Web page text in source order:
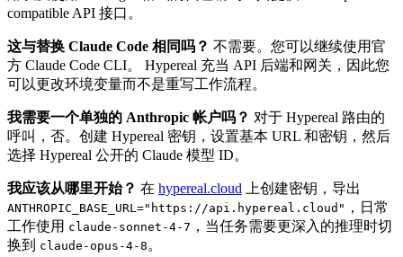
compatible API 接口。
这与替换 Claude Code 相同吗？ 不需要。您可以继续使用官
方 Claude Code CLI。 Hypereal 充当 API 后端和网关，因此您
可以更改环境变量而不是重写工作流程。
我需要一个单独的 Anthropic 帐户吗？ 对于 Hypereal 路由的
呼叫，否。创建 Hypereal 密钥，设置基本 URL 和密钥，然后
选择 Hypereal 公开的 Claude 模型 ID。
我应该从哪里开始？ 在 hypereal.cloud 上创建密钥，导出
ANTHROPIC_BASE_URL="https://api.hypereal.cloud" ，日常
工作使用 claude-sonnet-4-7 ，当任务需要更深入的推理时切
换到 claude-opus-4-8 。